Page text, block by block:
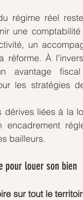
régime réel
une
un
réforme. À
avantage
les stratégies
dérives liées à la
encadrement
bailleurs.
pour louer son bien
sur tout le